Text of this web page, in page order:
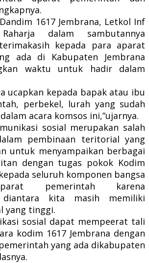
1617 Jembrana, Letkol Inf
dalam sambutannya
kepada para aparat
ada di Kabupaten Jembrana
waktu untuk hadir dalam
ucapkan kepada bapak atau ibu
perbekel, lurah yang sudah
acara komsos ini,”ujarnya.
sosial merupakan salah
pembinaan teritorial yang
untuk menyampaikan berbagai
dengan tugas pokok Kodim
seluruh komponen bangsa
pemerintah karena
diantara kita masih memiliki
yang tinggi.
sosial dapat mempeerat tali
kodim 1617 Jembrana dengan
yang ada dikabupaten